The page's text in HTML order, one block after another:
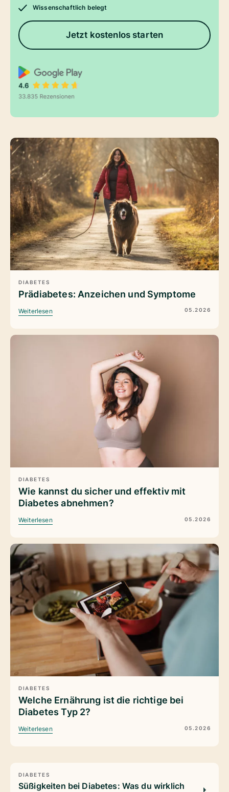
Wissenschaftlich belegt
Jetzt kostenlos starten
DIABETES
Prädiabetes: Anzeichen und Symptome
Weiterlesen 05.2026
DIABETES
Wie kannst du sicher und effektiv mit
Diabetes abnehmen?
Weiterlesen 05.2026
DIABETES
Welche Ernährung ist die richtige bei
Diabetes Typ 2?
Weiterlesen 05.2026
DIABETES
Süßigkeiten bei Diabetes: Was du wirklich